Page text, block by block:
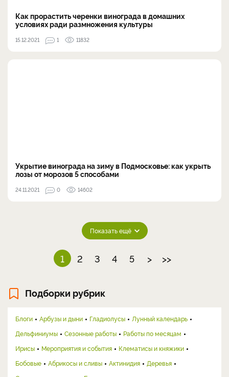
Как прорастить черенки винограда в домашних
условиях ради размножения культуры
15.12.2021 1 11832
Укрытие винограда на зиму в Подмосковье: как укрыть
лозы от морозов 5 способами
24.11.2021 0 14602
Показать ещё
1 2 3 4 5 > >>
Подборки рубрик
Блоги Арбузы и дыни Гладиолусы
Лунный календарь
Дельфиниумы
Сезонные работы
Работы по месяцам
Ирисы
Мероприятия и события
Клематисы и княжики
Бобовые
Абрикосы и сливы Актинидия
Деревья